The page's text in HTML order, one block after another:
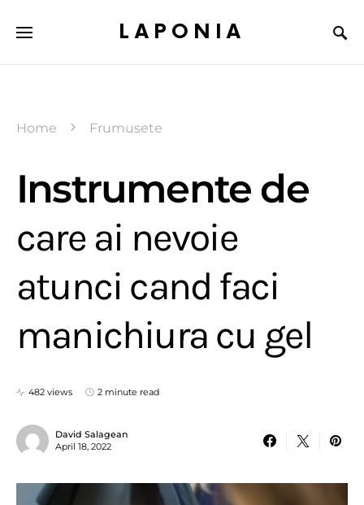
LAPONIA
Home Frumusete
Instrumente de
care ai nevoie
atunci cand faci
manichiura cu gel
482 views 2 minute read
David Salagean
April 18, 2022